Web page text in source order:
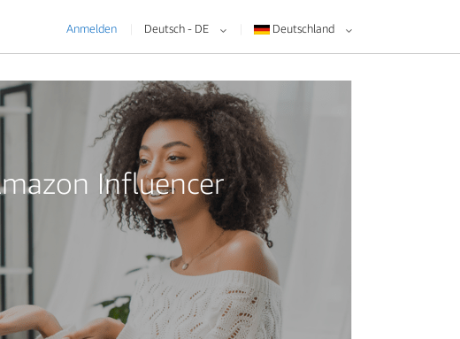
Deutschland
Deutsch - DE
Anmelden
Influencer